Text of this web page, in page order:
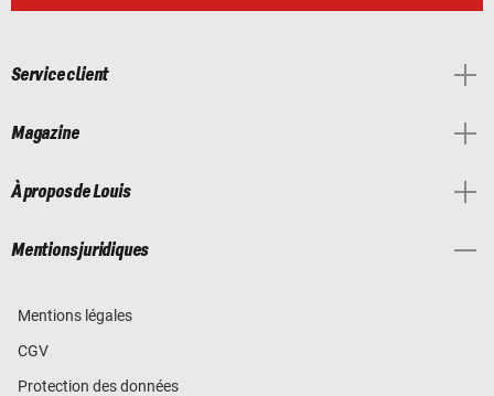
Service client
Magazine
À propos de Louis
Mentions juridiques
Mentions légales
CGV
Protection des données